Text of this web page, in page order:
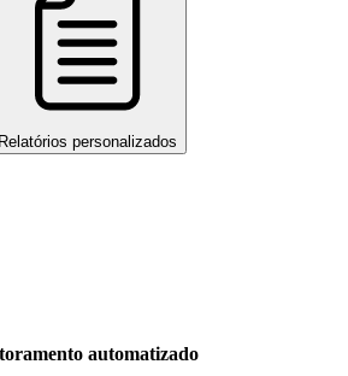
Relatórios personalizados
automatizado